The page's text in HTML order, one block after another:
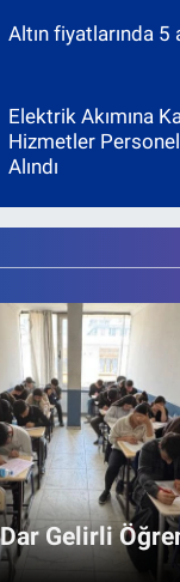
Altın fiyatlarında
Elektrik Akımına
Hizmetler
Alındı
Gelirli